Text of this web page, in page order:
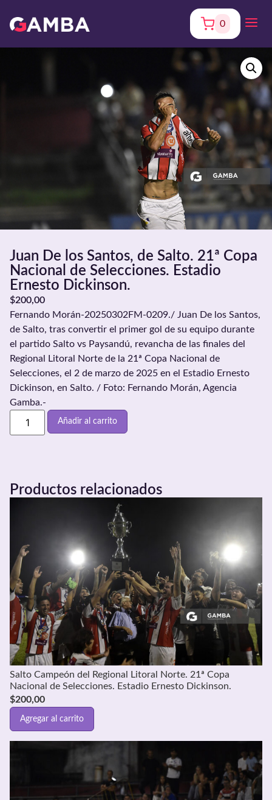
0
Juan De los Santos, de Salto. 21ª Copa
Nacional de Selecciones. Estadio
Ernesto Dickinson.
$200,00
Fernando Morán-20250302FM-0209./ Juan De los Santos,
de Salto, tras convertir el primer gol de su equipo durante
el partido Salto vs Paysandú, revancha de las finales del
Regional Litoral Norte de la 21ª Copa Nacional de
Selecciones, el 2 de marzo de 2025 en el Estadio Ernesto
Dickinson, en Salto. / Foto: Fernando Morán, Agencia
Gamba.-
Añadir al carrito
Productos relacionados
Salto Campeón del Regional Litoral Norte. 21ª Copa
Nacional de Selecciones. Estadio Ernesto Dickinson.
$200,00
Agregar al carrito